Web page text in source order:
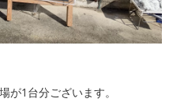
が1台分ございます。